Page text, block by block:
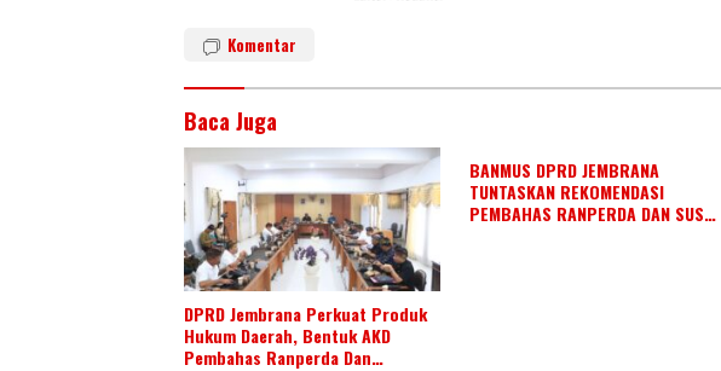
Komentar
Baca Juga
DPRD Jembrana Perkuat Produk
Hukum Daerah, Bentuk AKD
Pembahas Ranperda Dan
BANMUS DPRD JEMBRANA
TUNTASKAN REKOMENDASI
PEMBAHAS RANPERDA DAN SUSUN